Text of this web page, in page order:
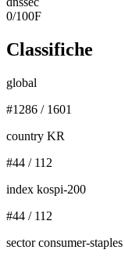
0/100F
Classifiche
global
#1286 / 1601
country KR
#44 / 112
index kospi-200
#44 / 112
sector consumer-staples